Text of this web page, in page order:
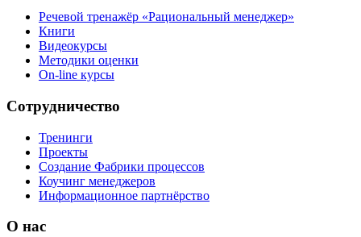
Речевой тренажёр «Рациональный менеджер»
Книги
Видеокурсы
Методики оценки
On-line курсы
Сотрудничество
Тренинги
Проекты
Создание Фабрики процессов
Коучинг менеджеров
Информационное партнёрство
О нас